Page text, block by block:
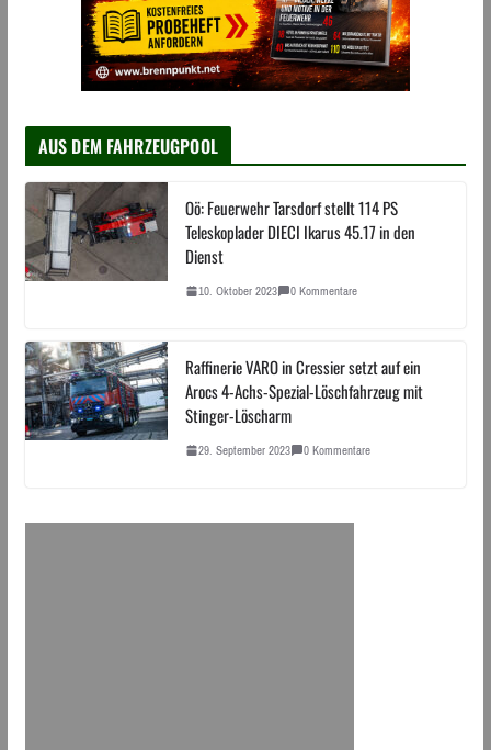
AUS DEM FAHRZEUGPOOL
Oö: Feuerwehr Tarsdorf stellt 114 PS
Teleskoplader DIECI Ikarus 45.17 in den
Dienst
10. Oktober 2023 0 Kommentare
Raffinerie VARO in Cressier setzt auf ein
Arocs 4-Achs-Spezial-Löschfahrzeug mit
Stinger-Löscharm
29. September 2023 0 Kommentare